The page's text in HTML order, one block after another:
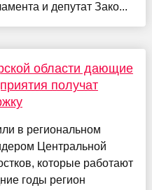
и депутат Зако...
области дающие
получат
в региональном
Центральной
которые работают
годы регион